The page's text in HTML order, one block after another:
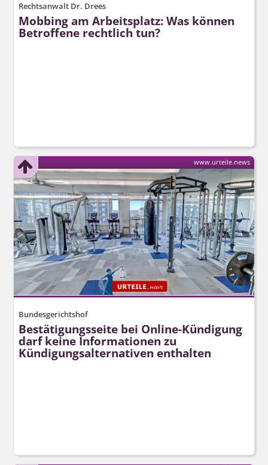
Rechtsanwalt Dr. Drees
Mobbing am Arbeitsplatz: Was können
Betroffene rechtlich tun?
Bundesgerichtshof
Bestätigungsseite bei Online-Kündigung
darf keine Informationen zu
Kündigungsal­ternativen enthalten
www.urteile.news